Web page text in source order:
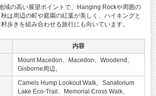
域の高い展望ポイントで、Hanging Rockや周囲の
は周辺の町や庭園の紅葉が美しく、ハイキングと
歩きを組み合わせる旅行にも向いています。
内容
Mount Macedon、Macedon、Woodend、
Gisborne周辺。
Camels Hump Lookout Walk、Sanatorium
Lake Eco-Trail、Memorial Cross Walk、